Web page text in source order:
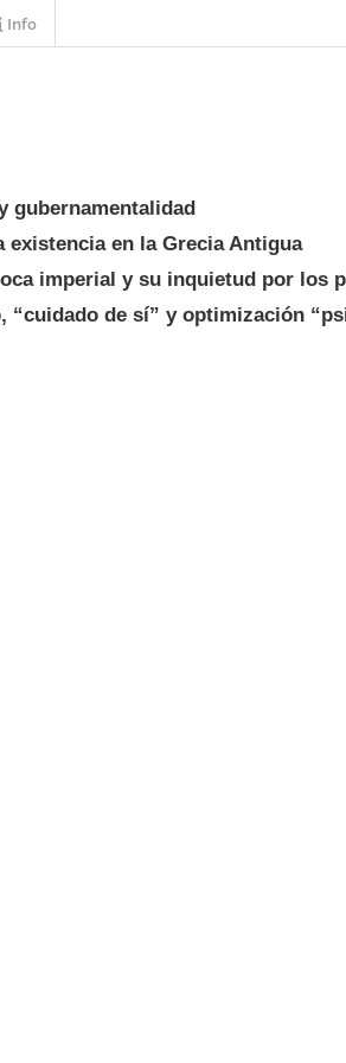
gubernamentalidad
existencia en la Grecia Antigua
imperial y su inquietud por los
“cuidado de sí” y optimización
Info